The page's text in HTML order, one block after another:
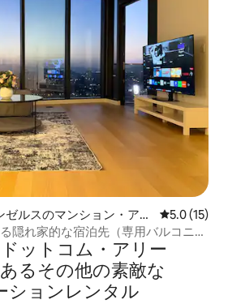
ルスのマンション・アパ
レビュー15
5.0 (15)
隠れ家的な宿泊先（専用バルコニー
ットコム・アリー
るそ⁠の⁠他⁠の素⁠敵⁠な
シ⁠ョ⁠ン⁠レ⁠ン⁠タ⁠ル